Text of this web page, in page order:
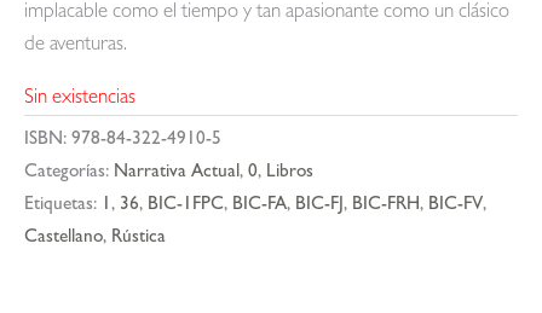
implacable como el tiempo y tan apasionante como un clásico
de aventuras.
Sin existencias
ISBN: 978-84-322-4910-5
Categorías: Narrativa Actual, 0, Libros
Etiquetas: 1 , 36, BIC-1FPC, BIC-FA, BIC-FJ , BIC-FRH, BIC-FV,
Castellano, Rústica